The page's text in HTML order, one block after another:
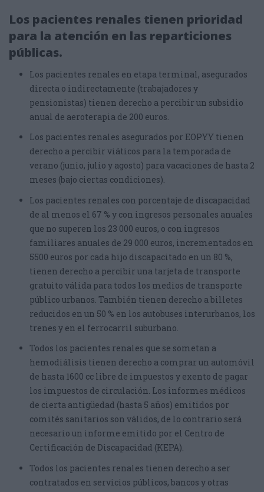
Los pacientes renales tienen prioridad
para la atención en las reparticiones
públicas.
Los pacientes renales en etapa terminal, asegurados
directa o indirectamente (trabajadores y
pensionistas) tienen derecho a percibir un subsidio
anual de aeroterapia de 200 euros.
Los pacientes renales asegurados por EOPYY tienen
derecho a percibir viáticos para la temporada de
verano (junio, julio y agosto) para vacaciones de hasta 2
meses (bajo ciertas condiciones).
Los pacientes renales con porcentaje de discapacidad
de al menos el 67 % y con ingresos personales anuales
que no superen los 23 000 euros, o con ingresos
familiares anuales de 29 000 euros, incrementados en
5500 euros por cada hijo discapacitado en un 80 %,
tienen derecho a percibir una tarjeta de transporte
gratuito válida para todos los medios de transporte
público urbanos. También tienen derecho a billetes
reducidos en un 50 % en los autobuses interurbanos, los
trenes y en el ferrocarril suburbano.
Todos los pacientes renales que se sometan a
hemodiálisis tienen derecho a comprar un automóvil
de hasta 1600 cc libre de impuestos y exento de pagar
los impuestos de circulación. Los informes médicos
de cierta antigüedad (hasta 5 años) emitidos por
comités sanitarios son válidos, de lo contrario será
necesario un informe emitido por el Centro de
Certificación de Discapacidad (KEPA).
Todos los pacientes renales tienen derecho a ser
contratados en servicios públicos, bancos y otras